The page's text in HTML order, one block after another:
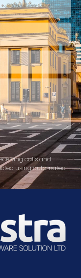
calls and
using automated